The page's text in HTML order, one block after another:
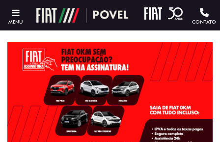
MENU CONTATO